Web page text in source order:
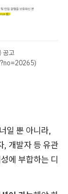
공고
일 뿐 아니라,
, 개발자 등 유관
에 부합하는 디